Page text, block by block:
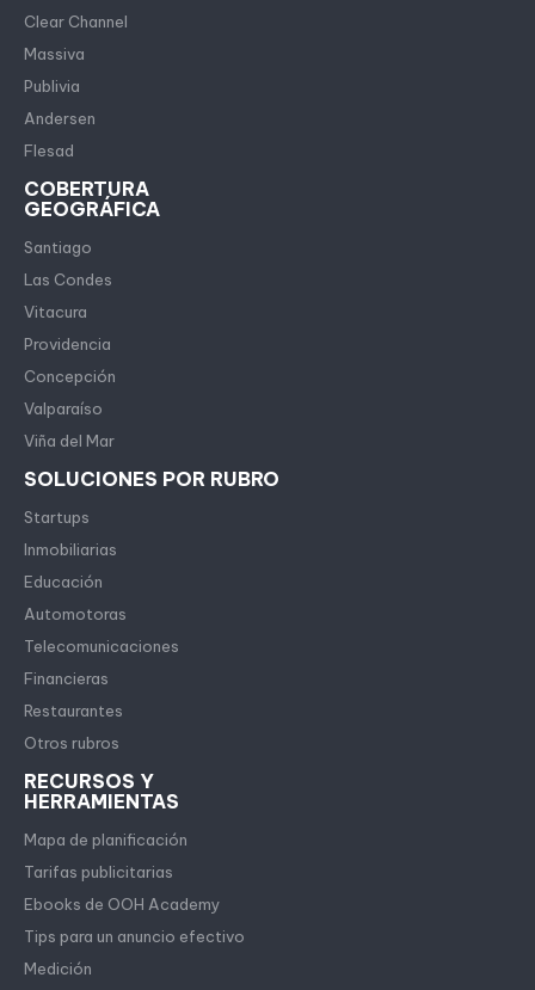
Clear Channel
Massiva
Publivia
Andersen
Flesad
COBERTURA
GEOGRÁFICA
Santiago
Las Condes
Vitacura
Providencia
Concepción
Valparaíso
Viña del Mar
SOLUCIONES POR RUBRO
Startups
Inmobiliarias
Educación
Automotoras
Telecomunicaciones
Financieras
Restaurantes
Otros rubros
RECURSOS Y
HERRAMIENTAS
Mapa de planificación
Tarifas publicitarias
Ebooks de OOH Academy
Tips para un anuncio efectivo
Medición